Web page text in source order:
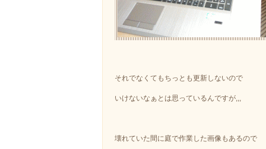
それでなくてもちっとも更新しないので
いけないなぁとは思っているんですが,,,
壊れていた間に庭で作業した画像もあるので